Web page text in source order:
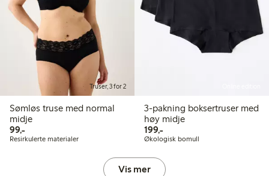
Truser, 3 for 2
Sømløs truse med normal
midje
99,-99,00 kr
Resirkulerte materialer
3-pakning boksertruser med
høy midje
199,-199,00 kr
Økologisk bomull
Vis mer